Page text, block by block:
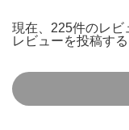
現在、225件のレビ
レビューを投稿す